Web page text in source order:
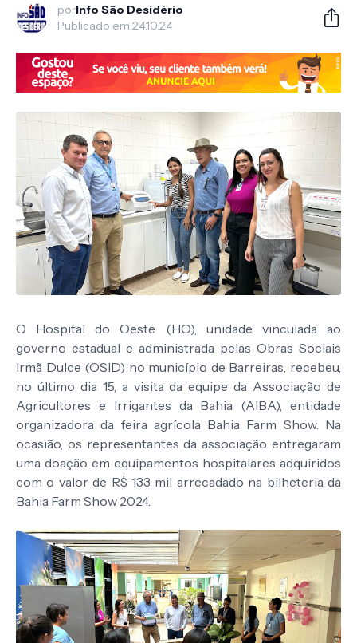
porInfo São Desidério
Publicado em:24.10.24
O Hospital do Oeste (HO), unidade vinculada ao
governo estadual e administrada pelas Obras Sociais
Irmã Dulce (OSID) no município de Barreiras, recebeu,
no último dia 15, a visita da equipe da Associação de
Agricultores e Irrigantes da Bahia (AIBA), entidade
organizadora da feira agrícola Bahia Farm Show. Na
ocasião, os representantes da associação entregaram
uma doação em equipamentos hospitalares adquiridos
com o valor de R$ 133 mil arrecadado na bilheteria da
Bahia Farm Show 2024.